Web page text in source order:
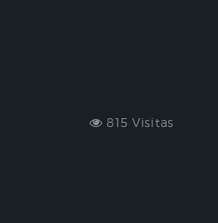
815 Visitas